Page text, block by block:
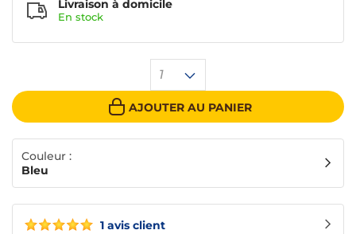
1 avis client
1
AJOUTER AU PANIER
Livraison à domicile
En stock
Couleur :
Bleu